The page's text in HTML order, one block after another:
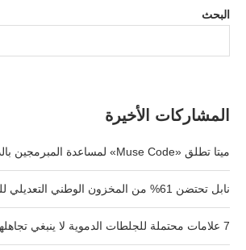
البحث
المشاركات الأخيرة
ميتا تطلق «Muse Code» لمساعدة المبرمجين بالذكاء الاصطناعي
نابل تحتضن 61% من المخزون الوطني التعديلي للبطاطا
7 علامات محتملة للجلطات الدموية لا ينبغي تجاهلها